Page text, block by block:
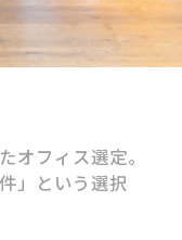
グ・
ト
アッ
オフィス選定。
」という選択